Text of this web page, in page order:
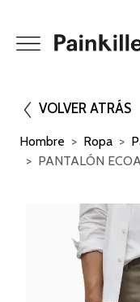
VOLVER ATRÁS
Hombre Ropa
PANTALÓN